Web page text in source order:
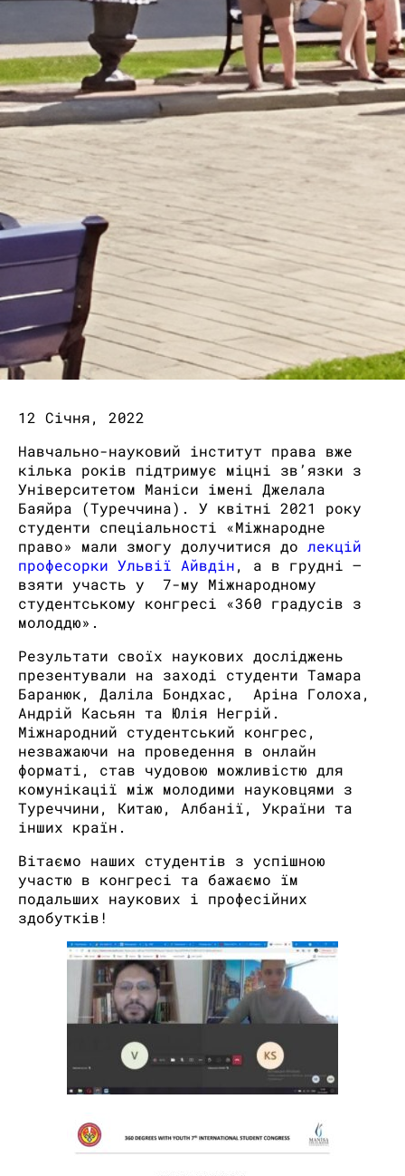
12 Січня, 2022
Навчально-науковий інститут права вже
кілька років підтримує міцні зв’язки з
Університетом Маніси імені Джелала
Баяйра (Туреччина). У квітні 2021 року
студенти спеціальності «Міжнародне
право» мали змогу долучитися до лекцій
професорки Ульвії Айвдін, а в грудні –
взяти участь у 7-му Міжнародному
студентському конгресі «360 градусів з
молоддю».
Результати своїх наукових досліджень
презентували на заході студенти Тамара
Баранюк, Даліла Бондхас, Аріна Голоха,
Андрій Касьян та Юлія Негрій.
Міжнародний студентський конгрес,
незважаючи на проведення в онлайн
форматі, став чудовою можливістю для
комунікації між молодими науковцями з
Туреччини, Китаю, Албанії, України та
інших країн.
Вітаємо наших студентів з успішною
участю в конгресі та бажаємо їм
подальших наукових і професійних
здобутків!